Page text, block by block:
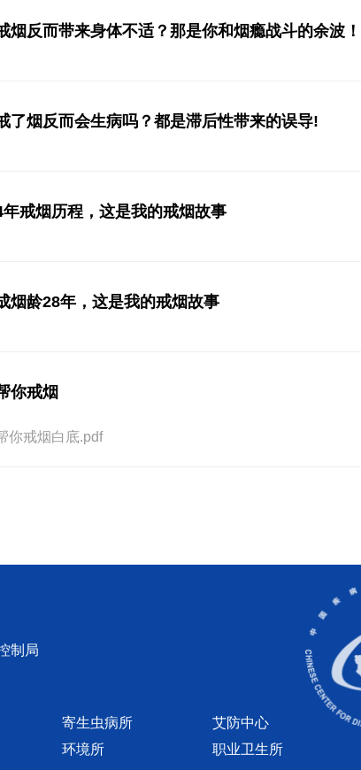
烟反而带来身体不适？那是你和烟瘾战斗的余波！
了烟反而会生病吗？都是滞后性带来的误导!
年戒烟历程，这是我的戒烟故事
烟龄28年，这是我的戒烟故事
你戒烟
你戒烟白底.pdf
制局
寄生虫病所
艾防中心
环境所
职业卫生所